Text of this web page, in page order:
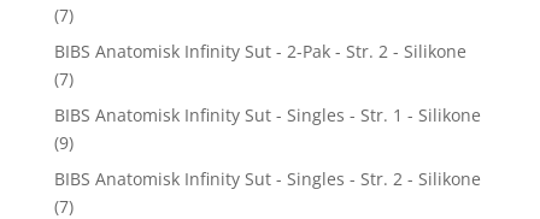
(7)
BIBS Anatomisk Infinity Sut - 2-Pak - Str. 2 - Silikone
(7)
BIBS Anatomisk Infinity Sut - Singles - Str. 1 - Silikone
(9)
BIBS Anatomisk Infinity Sut - Singles - Str. 2 - Silikone
(7)